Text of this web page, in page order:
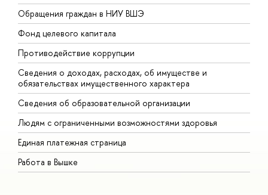
Обращения граждан в НИУ ВШЭ
Фонд целевого капитала
Противодействие коррупции
Сведения о доходах, расходах, об имуществе и
обязательствах имущественного характера
Сведения об образовательной организации
Людям с ограниченными возможностями здоровья
Единая платежная страница
Работа в Вышке